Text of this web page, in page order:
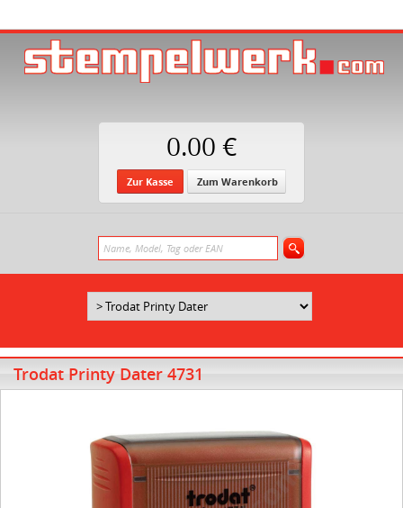
0.00 €
Zur Kasse Zum Warenkorb
Trodat Printy Dater 4731